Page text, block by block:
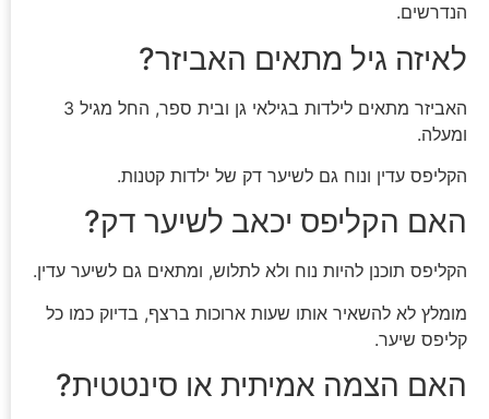
הנדרשים.
לאיזה גיל מתאים האביזר?
האביזר מתאים לילדות בגילאי גן ובית ספר, החל מגיל 3
ומעלה.
הקליפס עדין ונוח גם לשיער דק של ילדות קטנות.
האם הקליפס יכאב לשיער דק?
הקליפס תוכנן להיות נוח ולא לתלוש, ומתאים גם לשיער עדין.
מומלץ לא להשאיר אותו שעות ארוכות ברצף, בדיוק כמו כל
קליפס שיער.
האם הצמה אמיתית או סינטטית?